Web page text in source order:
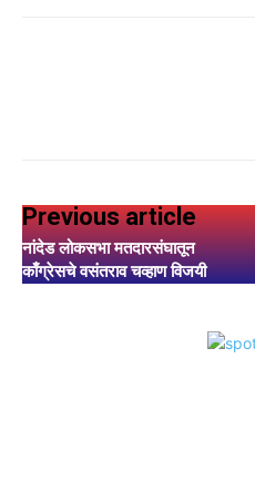
Previous article
नांदेड लोकसभा मतदारसंघातून
काँग्रेसचे वसंतराव चव्हाण विजयी